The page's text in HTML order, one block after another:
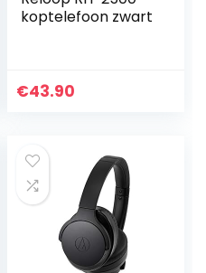
koptelefoon zwart
€43.90